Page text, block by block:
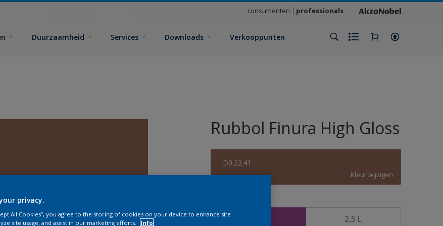
consumenten professionals
Duurzaamheid Services Downloads Verkooppunten
Rubbol Finura High Gloss
D0.22.41
Kleur wijzigen
2,5 L
privacy.
All Cookies”, you agree to the storing of cookies on your device to enhance site
site usage, and assist in our marketing efforts.
Info